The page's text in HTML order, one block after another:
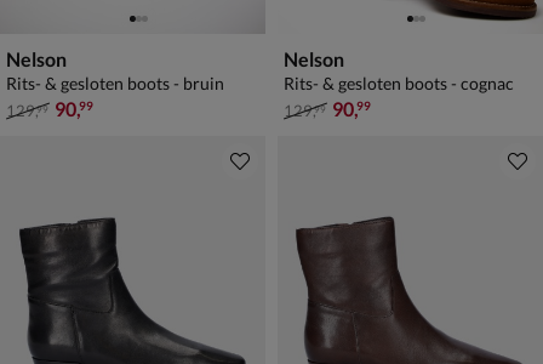
Nelson
Rits- & gesloten boots - bruin
van € 129,99 voor € 90,99
129,99 90,99
Nelson
Rits- & gesloten boots - cognac
van € 129,99 voor € 90,99
129,99 90,99